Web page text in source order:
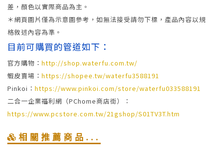
差，顏色以實際商品為主。
＊網頁圖片僅為示意圖參考，如無法接受請勿下標，產品內容以規
格敘述內容為準。
目前可購買的管道如下：
官方購物： http://shop.waterfu.com.tw/
蝦皮賣場： https://shopee.tw/waterfu3588191
Pinkoi： https://www.pinkoi.com/store/waterfu033588191
二合一企業福利網（PChome商店街）：
https://www.pcstore.com.tw/21gshop/S01TV3T.htm
相關推薦商品...